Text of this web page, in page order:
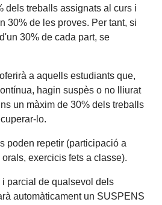
dels treballs assignats al curs i
30% de les proves. Per tant, si
30% de cada part, se
a aquells estudiants que,
hagin suspès o no lliurat
un màxim de 30% dels treballs
lo.
poden repetir (participació a
exercicis fets a classe).
parcial de qualsevol dels
automàticament un SUSPENS